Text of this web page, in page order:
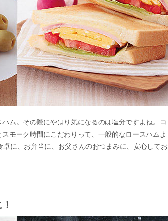
ム。その際にやはり気になるのは塩分ですよね。コ
モーク時間にこだわりって、一般的なロースハムよ
に、お弁当に、お父さんのおつまみに、安心してお